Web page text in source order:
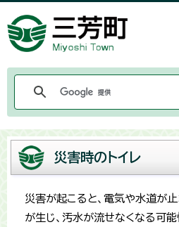
災害時のトイレ
災害が起こると、電気や水道が
が生じ、汚水が流せなくなる可能